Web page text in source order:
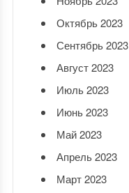
Октябрь 2023
Сентябрь 2023
Август 2023
Июль 2023
Июнь 2023
Май 2023
Апрель 2023
Март 2023